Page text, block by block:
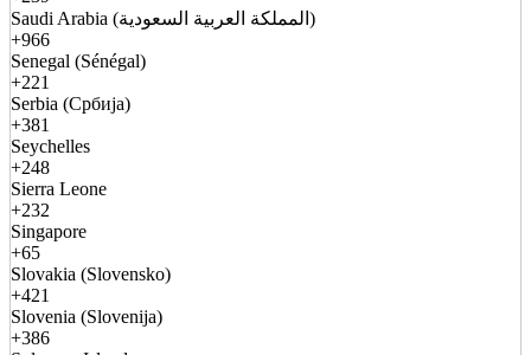
Saudi Arabia (المملكة العربية السعودية)
+966
Senegal (Sénégal)
+221
Serbia (Србија)
+381
Seychelles
+248
Sierra Leone
+232
Singapore
+65
Slovakia (Slovensko)
+421
Slovenia (Slovenija)
+386